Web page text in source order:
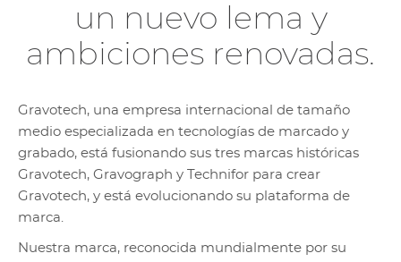
un nuevo lema y
ambiciones renovadas.
Gravotech, una empresa internacional de tamaño
medio especializada en tecnologías de marcado y
grabado, está fusionando sus tres marcas históricas
Gravotech, Gravograph y Technifor para crear
Gravotech, y está evolucionando su plataforma de
marca.
Nuestra marca, reconocida mundialmente por su